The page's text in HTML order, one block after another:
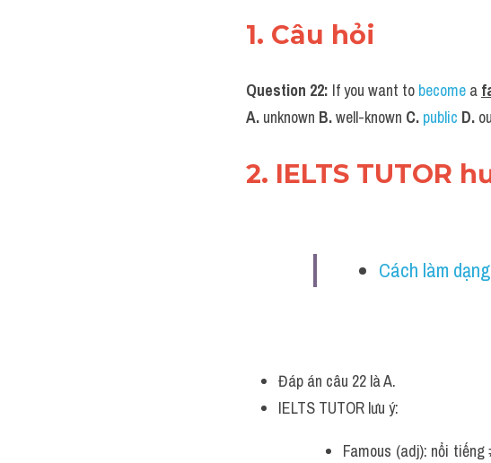
1. Câu hỏi
Question 22: If you want to become a
A. unknown B. well-known C. public D.
2. IELTS TUTOR
Cách làm
Đáp án câu 22 là A.
IELTS TUTOR lưu ý:
Famous (adj): nổi tiếng